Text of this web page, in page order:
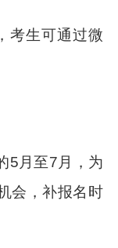
考生可通过微
5月至7月，为
会，补报名时